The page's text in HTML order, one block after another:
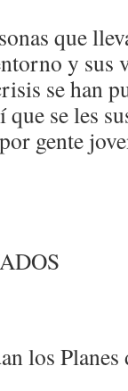
que
y sus
se han
se les
gente
los